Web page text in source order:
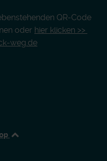
QR-Code
oder hier klicken >>
weg.de